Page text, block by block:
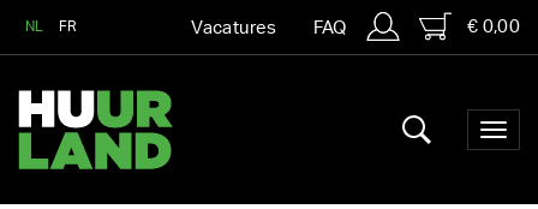
NL FR Vacatures FAQ € 0,00